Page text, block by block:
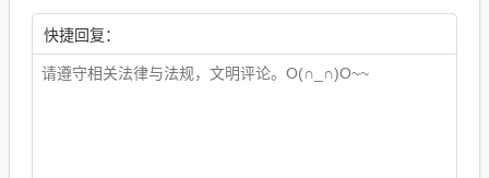
快捷回复：